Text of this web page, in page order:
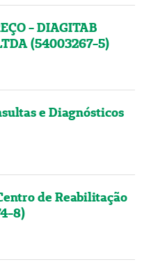
- DIAGITAB
(54003267-5)
e Diagnósticos
de Reabilitação
8)